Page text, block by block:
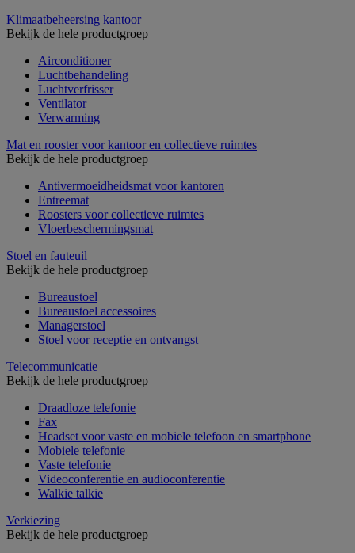
Klimaatbeheersing kantoor
Bekijk de hele productgroep
Airconditioner
Luchtbehandeling
Luchtverfrisser
Ventilator
Verwarming
Mat en rooster voor kantoor en collectieve ruimtes
Bekijk de hele productgroep
Antivermoeidheidsmat voor kantoren
Entreemat
Roosters voor collectieve ruimtes
Vloerbeschermingsmat
Stoel en fauteuil
Bekijk de hele productgroep
Bureaustoel
Bureaustoel accessoires
Managerstoel
Stoel voor receptie en ontvangst
Telecommunicatie
Bekijk de hele productgroep
Draadloze telefonie
Fax
Headset voor vaste en mobiele telefoon en smartphone
Mobiele telefonie
Vaste telefonie
Videoconferentie en audioconferentie
Walkie talkie
Verkiezing
Bekijk de hele productgroep